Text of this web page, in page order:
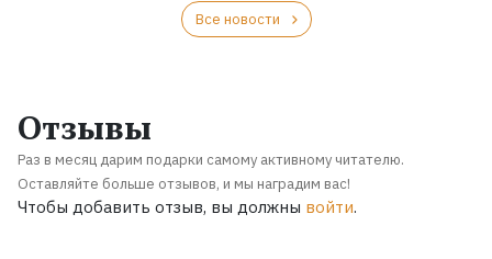
Все новости
Отзывы
Раз в месяц дарим подарки самому активному читателю.
Оставляйте больше отзывов, и мы наградим вас!
Чтобы добавить отзыв, вы должны войти.